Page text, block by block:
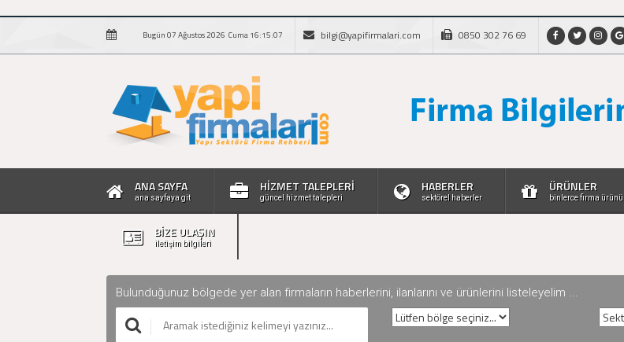
Bugün 07 Ağustos 2026 Cuma 16:15:08 bilgi@yapifirmalari.com 0850 302 76 69
ANA SAYFA
ana sayfaya git
HİZMET TALEPLERİ
güncel hizmet talepleri
HABERLER
sektörel haberler
ÜRÜNLER
binlerce firma ürünü
BİZE ULAŞIN
iletişim bilgileri
Bulunduğunuz bölgede yer alan firmaların haberlerini, ilanlarını ve ürünlerini listeleyelim ...